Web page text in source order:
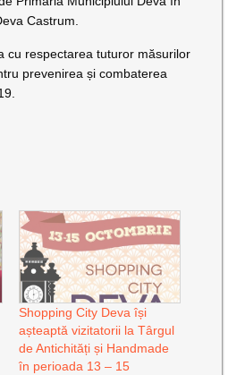
Castrum.
cu respectarea tuturor măsurilor
prevenirea și combaterea
Shopping City Deva își
așteaptă vizitatorii la Târgul
de Antichități și Handmade
în perioada 13 – 15